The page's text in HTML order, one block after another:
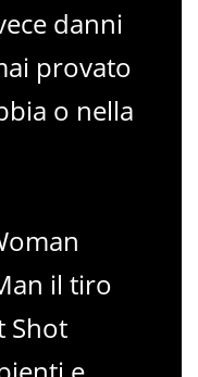
danni
provato
o nella
il tiro
Shot